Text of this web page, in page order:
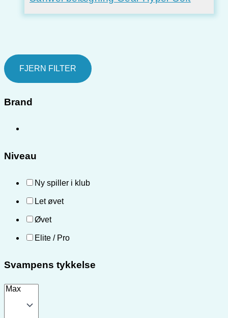
FJERN FILTER
Brand
Niveau
Ny spiller i klub
Let øvet
Øvet
Elite / Pro
Svampens tykkelse